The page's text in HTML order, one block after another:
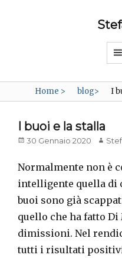
Home > blog> I
I buoi e la stalla
Posted
30 Gennaio 2020 Author
Normalmente non è
intelligente quella di
buoi sono già
quello che ha fatto Di
dimissioni. Nel
tutti i risultati